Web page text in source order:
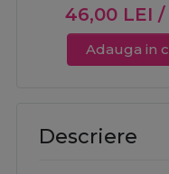
46,00 LEI /
Adauga in
Descriere